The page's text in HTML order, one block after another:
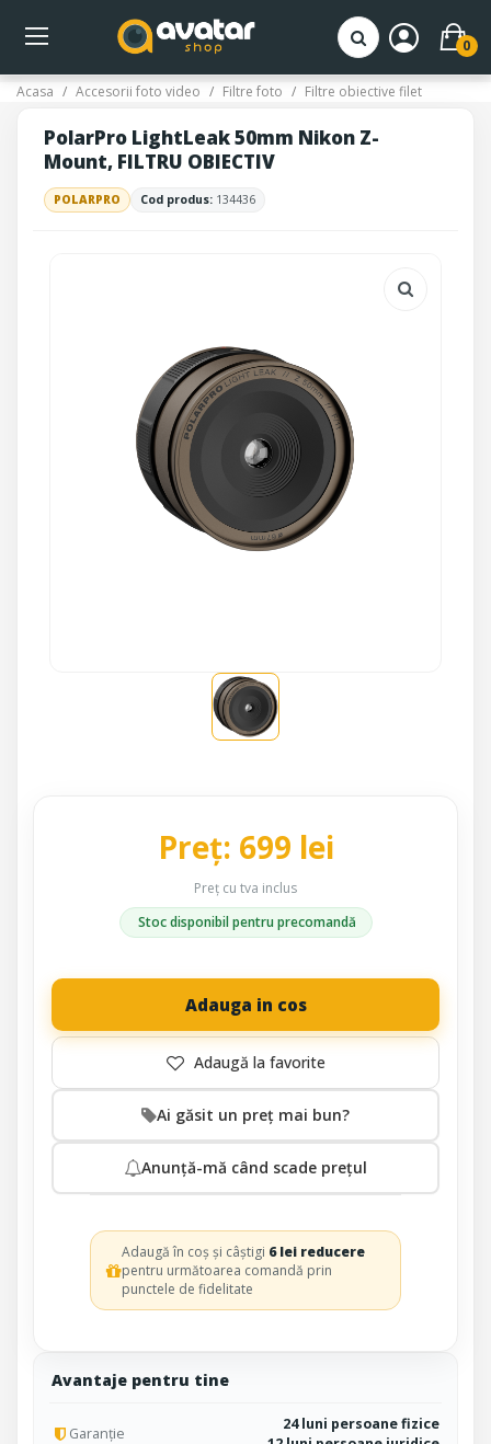
0
Acasa Accesorii foto video Filtre foto Filtre obiective filet
PolarPro LightLeak 50mm Nikon Z-
Mount, FILTRU OBIECTIV
POLARPRO Cod produs: 134436
Avantaje pentru tine
Garanție
24 luni persoane fizice
Preț: 699 lei
Preț cu tva inclus
Stoc disponibil pentru precomandă
Adauga in cos
Ai găsit un preț mai bun?
Anunță-mă când scade prețul
Adaugă în coș și câștigi 6 lei reducere
pentru următoarea comandă prin
punctele de fidelitate